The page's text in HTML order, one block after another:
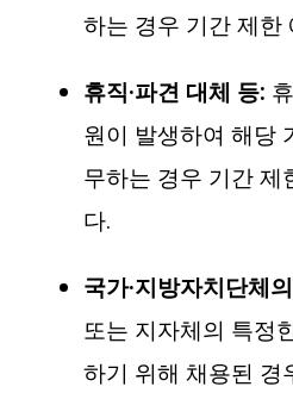
하는 경우 기간 제한
휴직·파견 대체 등:
원이 발생하여 해당
무하는 경우 기간 제
다.
국가·지방자치단체
또는 지자체의 특정
하기 위해 채용된 경